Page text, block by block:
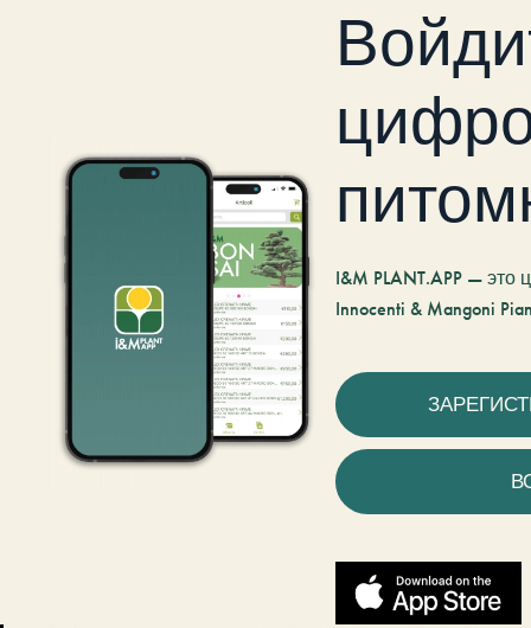
I&M PLANT.APP —
Innocenti & Mangoni